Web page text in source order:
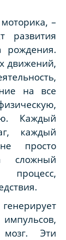
–
развития
рождения.
движений,
на все
Каждый
каждый
просто
сложный
Эти